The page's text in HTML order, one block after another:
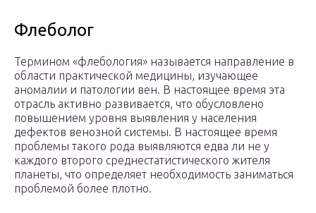
Флеболог
Термином «флебология» называется направление в
области практической медицины, изучающее
аномалии и патологии вен. В настоящее время эта
отрасль активно развивается, что обусловлено
повышением уровня выявления у населения
дефектов венозной системы. В настоящее время
проблемы такого рода выявляются едва ли не у
каждого второго среднестатистического жителя
планеты, что определяет необходимость заниматься
проблемой более плотно.